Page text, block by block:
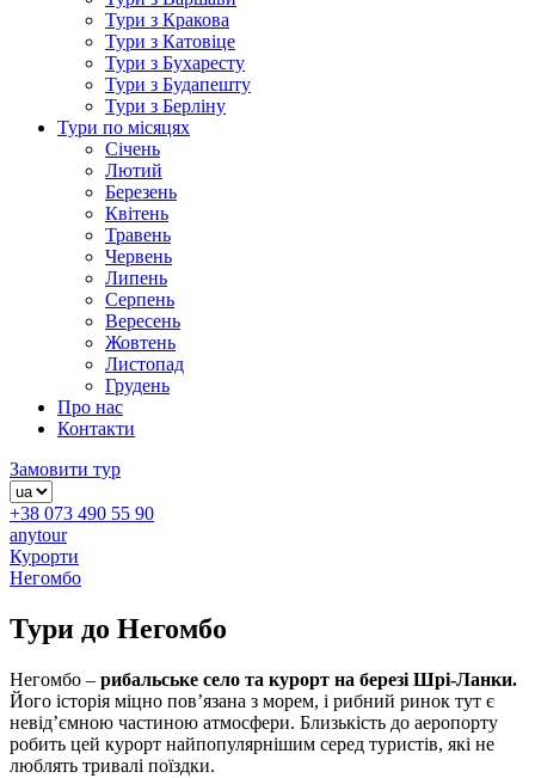
Тури з Кракова
Тури з Катовіце
Тури з Бухаресту
Тури з Будапешту
Тури з Берліну
Тури по місяцях
Січень
Лютий
Березень
Квітень
Травень
Червень
Липень
Серпень
Вересень
Жовтень
Листопад
Грудень
Про нас
Контакти
Замовити тур
+38 073 490 55 90
anytour
Курорти
Негомбо
Тури до Негомбо
Негомбо – рибальське село та курорт на березі Шрі-Ланки.
Його історія міцно пов’язана з морем, і рибний ринок тут є
невід’ємною частиною атмосфери. Близькість до аеропорту
робить цей курорт найпопулярнішим серед туристів, які не
люблять тривалі поїздки.